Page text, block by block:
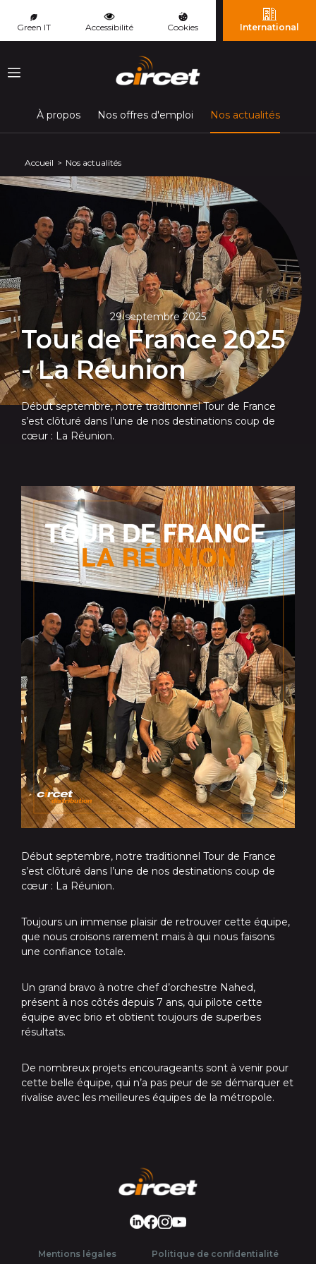
Green IT Accessibilité Cookies International
Menu
À propos Nos offres d'emploi Nos actualités(page
Accueil Nos actualités
29 septembre 2025
Tour de France 2025
- La Réunion
Début septembre, notre traditionnel Tour de France
s’est clôturé dans l’une de nos destinations coup de
cœur : La Réunion.
Début septembre, notre traditionnel Tour de France
s’est clôturé dans l’une de nos destinations coup de
cœur : La Réunion.
Toujours un immense plaisir de retrouver cette équipe,
que nous croisons rarement mais à qui nous faisons
une confiance totale.
Un grand bravo à notre chef d’orchestre Nahed,
présent à nos côtés depuis 7 ans, qui pilote cette
équipe avec brio et obtient toujours de superbes
résultats.
De nombreux projets encourageants sont à venir pour
cette belle équipe, qui n’a pas peur de se démarquer et
rivalise avec les meilleures équipes de la métropole.
LinkedIn
Facebook
Instagram
Youtube
Mentions légales Politique de confidentialité